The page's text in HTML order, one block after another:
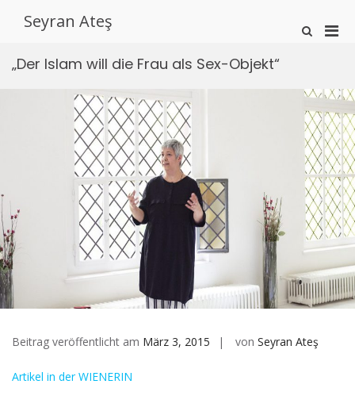
Inhalt
springen
Seyran Ateş
Such-
„Der Islam will die Frau als Sex-Objekt“
Beitrag veröffentlicht am März 3, 2015 von Seyran Ateş
Artikel in der WIENERIN